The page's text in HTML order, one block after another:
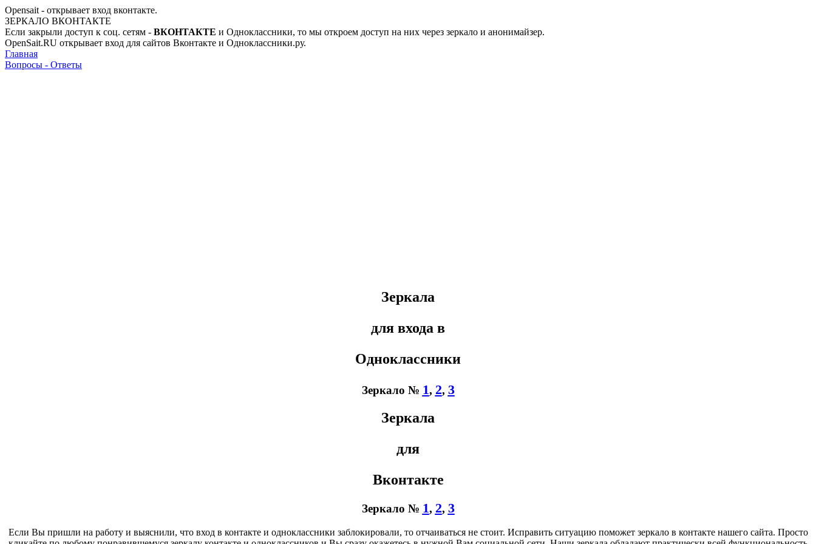
Opensait - открывает вход вконтакте.
ЗЕРКАЛО ВКОНТАКТЕ
Если закрыли доступ к соц. сетям - ВКОНТАКТЕ и Одноклассники, то мы откроем доступ на них через зеркало и анонимайзер.
OpenSait.RU открывает вход для сайтов Вконтакте и Одноклассники.ру.
Главная
Вопросы - Ответы
Зеркала
для входа в
Одноклассники
Зеркало № 1, 2, 3
Зеркала
для
Вконтакте
Зеркало № 1, 2, 3
Если Вы пришли на работу и выяснили, что вход в контакте и одноклассники заблокировали, то отчаиваться не стоит. Исправить ситуацию поможет зеркало в контакте нашего сайта. Просто